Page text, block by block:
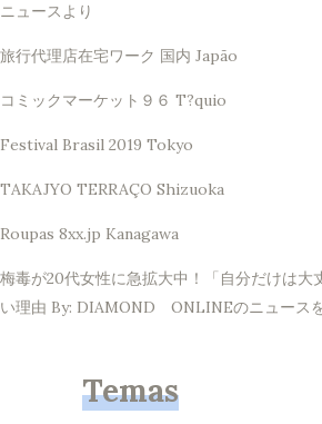
ニュースより
旅行代理店在宅ワーク 国内 Japão
コミックマーケット９６ T?quio
Festival Brasil 2019 Tokyo
TAKAJYO TERRAÇO Shizuoka
Roupas 8xx.jp Kanagawa
梅毒が20代女性に急拡大中！「自分だけは大
い理由 By: DIAMOND ONLINEのニュース
Temas